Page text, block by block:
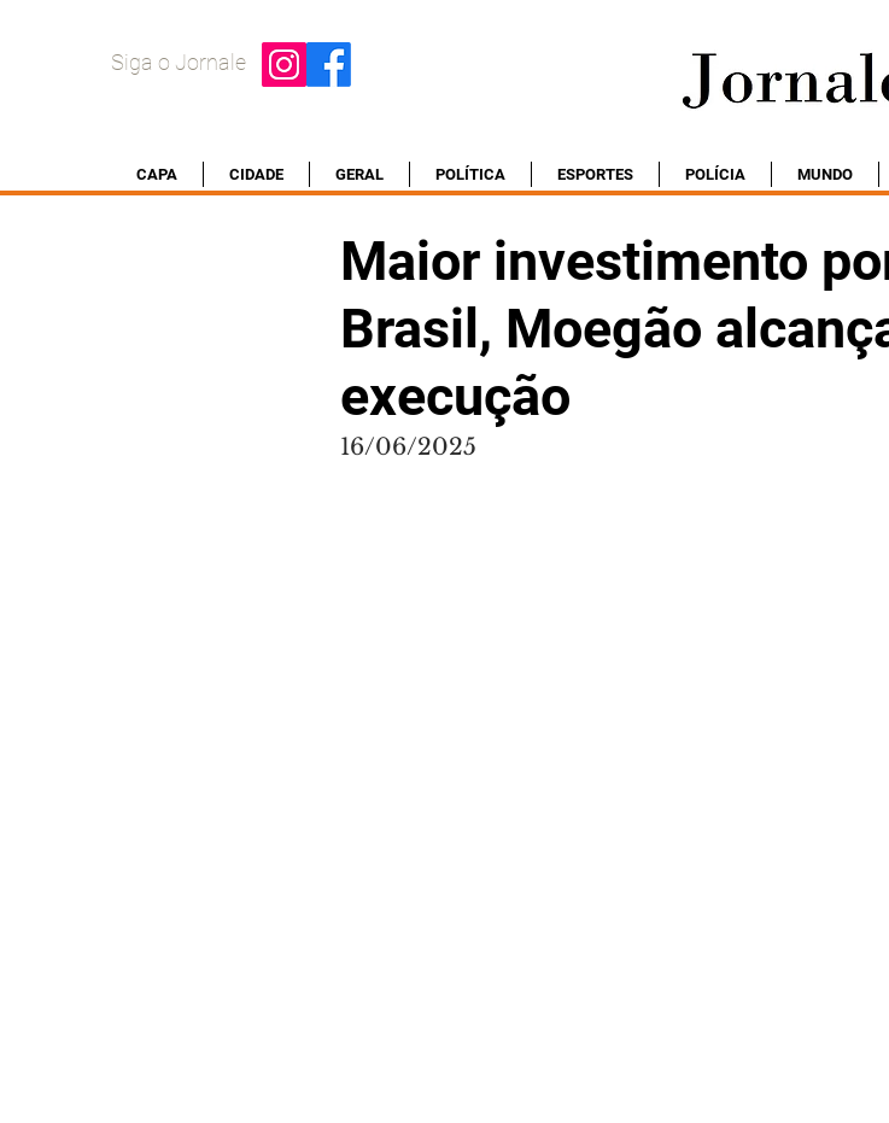
Siga o Jornale
CAPA CIDADE GERAL POLÍTICA ESPORTES POLÍCIA MUNDO
Maior investimento
Brasil, Moegão
execução
16/06/2025